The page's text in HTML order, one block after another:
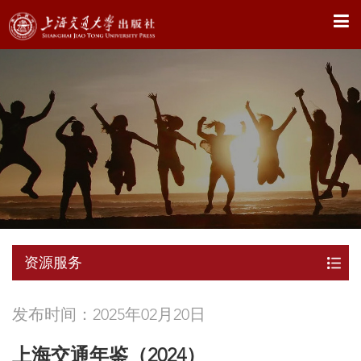
X
资源服务
发布时间：2025年02月20日
上海交通年鉴（2024）